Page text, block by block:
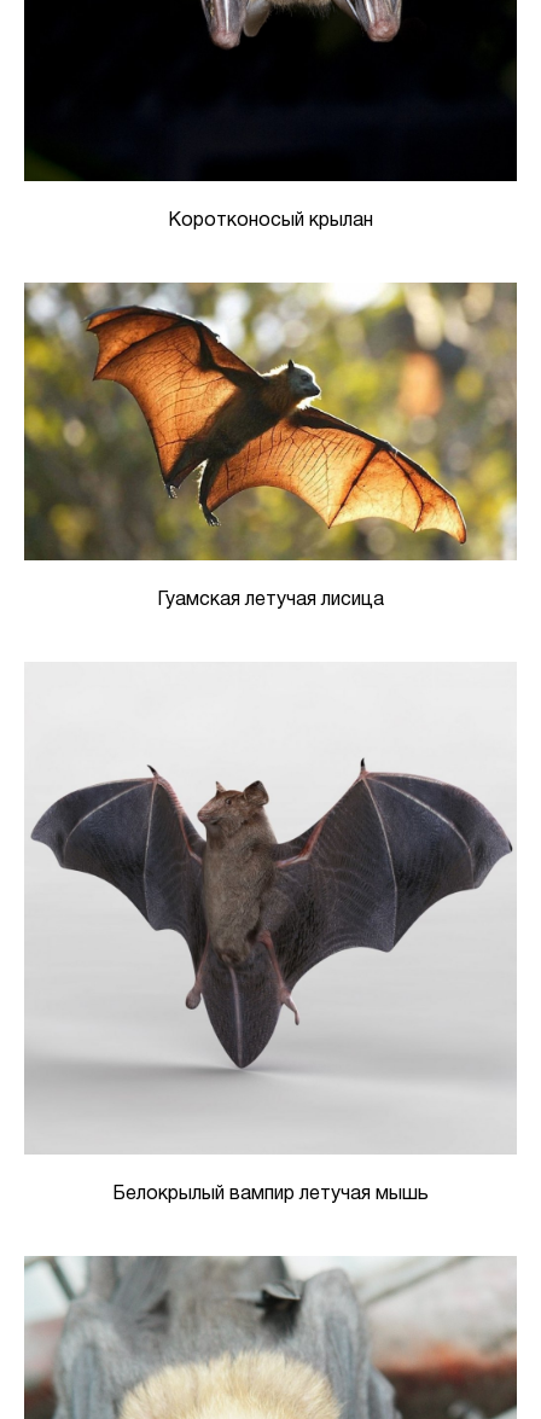
Коротконосый крылан
Гуамская летучая лисица
Белокрылый вампир летучая мышь